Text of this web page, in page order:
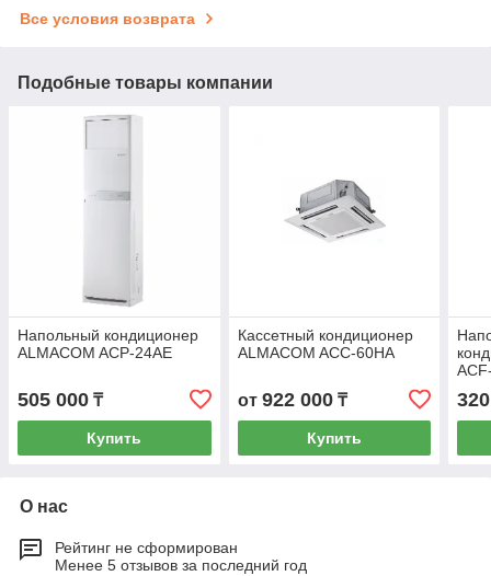
Все условия возврата
Подобные товары компании
Напольный кондиционер
ALMACOM ACP-24AE
505 000 ₸
Купить
Кассетный кондиционер
ALMACOM ACC-60HA
от 922 000₸
Купить
О нас
Рейтинг не сформирован
Менее 5 отзывов за последний год